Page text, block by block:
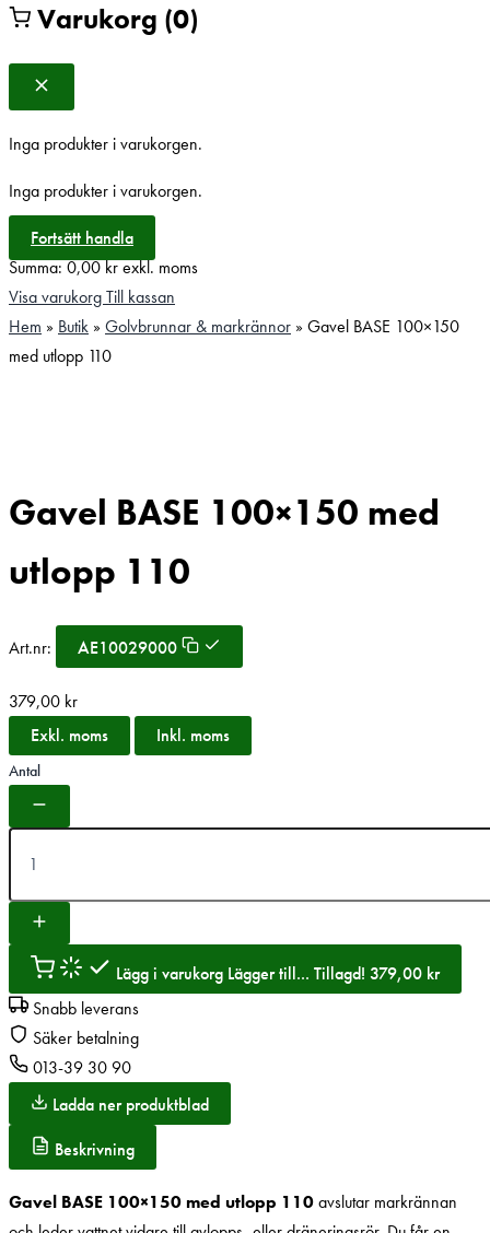
Varukorg (0)
Inga produkter i varukorgen.
Inga produkter i varukorgen.
Fortsätt handla
Summa:0,00krexkl. moms
Visa varukorgTill kassan
Hem » Butik » Golvbrunnar & markrännor » Gavel BASE 100×150
med utlopp 110
Gavel BASE 100×150 med
utlopp 110
Art.nr: AE10029000
379,00 kr
Exkl. moms
Inkl. moms
Antal
Lägg i varukorg Lägger till... Tillagd! 379,00 kr
Snabb leverans
Säker betalning
013-39 30 90
Ladda ner produktblad
Beskrivning
Gavel BASE 100×150 med utlopp 110avslutar markrännan